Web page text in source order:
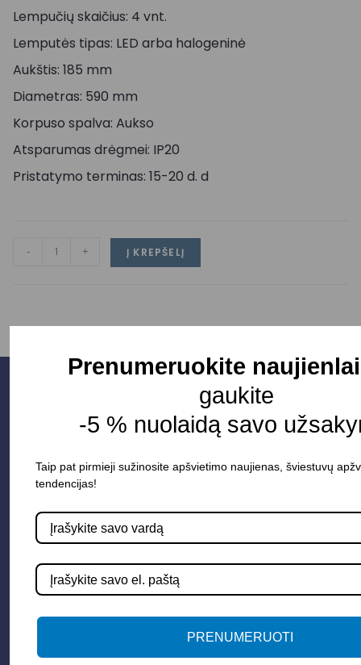
Lempučių skaičius: 4 vnt.
Lemputės tipas: LED arba halogeninė
Aukštis: 185 mm
Diametras: 590 mm
Korpuso spalva: Aukso
Atsparumas drėgmei: IP20
Pristatymo terminas: 15-20 d. d
- + Į KREPŠELĮ
Apšvietimo sistemos
Elektros instaliacija
Prenumeruokite
gaukite
-5 % nuolaidą savo
Taip pat pirmieji sužinosite apšvietimo naujienas, šviestuvų
tendencijas!
PRENUMERUOTI